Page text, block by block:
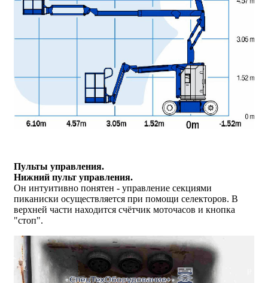
Пульты управления.
Нижний пульт управления.
Он интуитивно понятен - управление секциями
пиканиски осуществляется при помощи селекторов. В
верхней части находится счётчик моточасов и кнопка
"стоп".